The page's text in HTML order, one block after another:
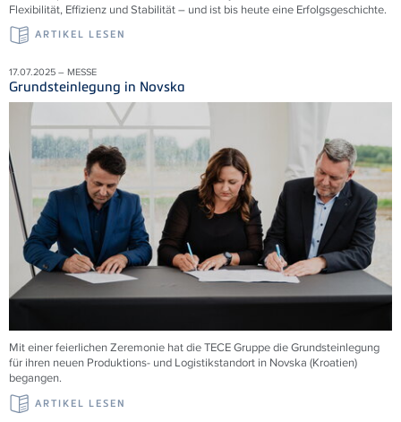
Flexibilität, Effizienz und Stabilität – und ist bis heute eine Erfolgsgeschichte.
ARTIKEL LESEN
17.07.2025 – MESSE
Grundsteinlegung in Novska
Mit einer feierlichen Zeremonie hat dieTECEGruppe die Grundsteinlegung
für ihren neuen Produktions- und Logistikstandort in Novska (Kroatien)
begangen.
ARTIKEL LESEN